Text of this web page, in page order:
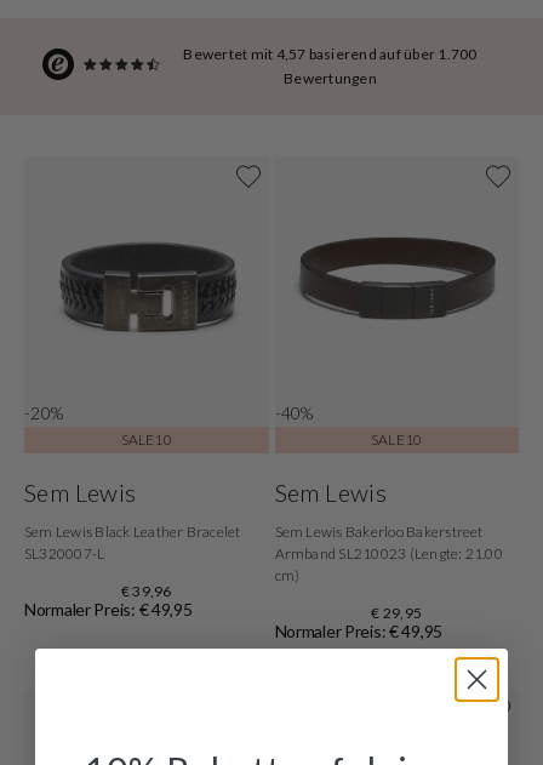
Bewertet mit 4,57 basierend auf über 1.700
Bewertungen
-20%
SALE10
Sem Lewis
Sem Lewis Black Leather Bracelet
SL320007-L
€ 39,96
Normaler Preis: € 49,95
-40%
SALE10
Sem Lewis
Sem Lewis Bakerloo Bakerstreet
Armband SL210023 (Lengte: 21.00
cm)
€ 29,95
Normaler Preis: € 49,95